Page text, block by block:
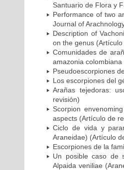
Santuario de Flora y
Performance of two
Journal of
Description of
on the genus
Comunidades de
amazonia
Pseudoescorpiones
Los escorpiones del
Arañas tejedoras:
revisión)
Scorpion
aspects (Artículo de
Ciclo de vida y
Araneidae) (Artículo
Escorpiones de la
Un posible caso de
Alpaida veniliae